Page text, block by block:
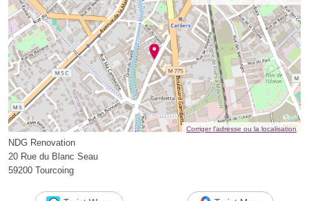
Corriger l’adresse ou la localisation
NDG Renovation
20 Rue du Blanc Seau
59200 Tourcoing